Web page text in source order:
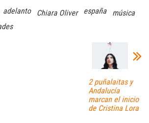
adelanto Chiara Oliver españa
música
2 puñalaitas y
Andalucía
marcan el inicio
de Cristina Lora